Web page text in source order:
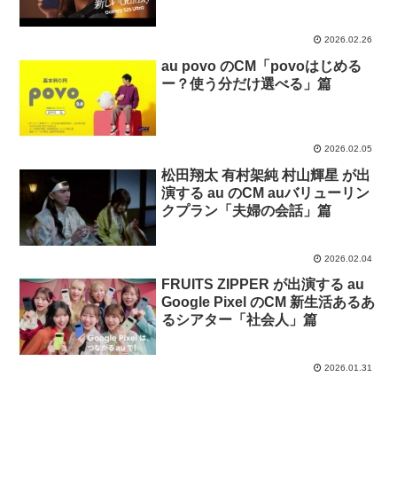
2026.02.26
au povo のCM「povoはじめる
ー？使う分だけ選べる」篇
2026.02.05
松田翔太 有村架純 村山輝星 が出
演する au のCM auバリューリン
クプラン「夫婦の会話」篇
2026.02.04
FRUITS ZIPPER が出演する au
Google Pixel のCM 新生活あるあ
るシアター「社会人」篇
2026.01.31